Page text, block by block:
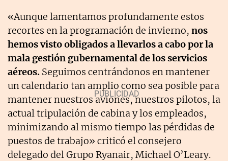
«Aunque lamentamos profundamente estos
recortes en la programación de invierno, nos
hemos visto obligados a llevarlos a cabo por la
mala gestión gubernamental de los servicios
aéreos. Seguimos centrándonos en mantener
un calendario tan amplio como sea posible para
mantener nuestros aviones, nuestros pilotos, la
actual tripulación de cabina y los empleados,
minimizando al mismo tiempo las pérdidas de
puestos de trabajo» criticó el consejero
delegado del Grupo Ryanair, Michael O’Leary.